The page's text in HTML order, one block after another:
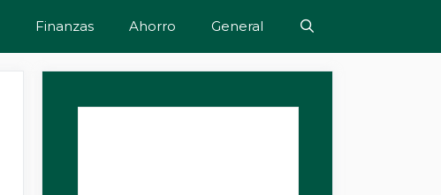
Finanzas Ahorro General